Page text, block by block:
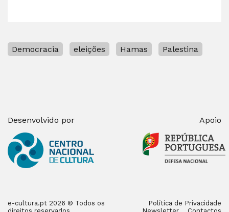
Democracia eleições Hamas Palestina
Desenvolvido por Apoio
e-cultura.pt 2026 © Todos os
Política de Privacidade